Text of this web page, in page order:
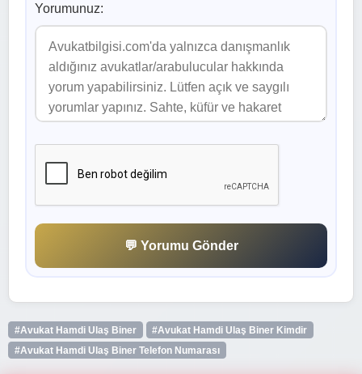
Yorumunuz:
💬 Yorumu Gönder
#Avukat Hamdi Ulaş Biner
#Avukat Hamdi Ulaş Biner Kimdir
#Avukat Hamdi Ulaş Biner Telefon Numarası